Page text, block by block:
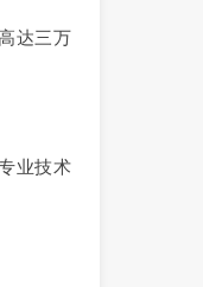
达三万
业技术